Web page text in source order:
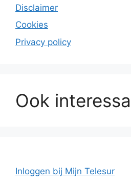
Disclaimer
Cookies
Privacy policy
Ook
Inloggen bij Mijn Telesur